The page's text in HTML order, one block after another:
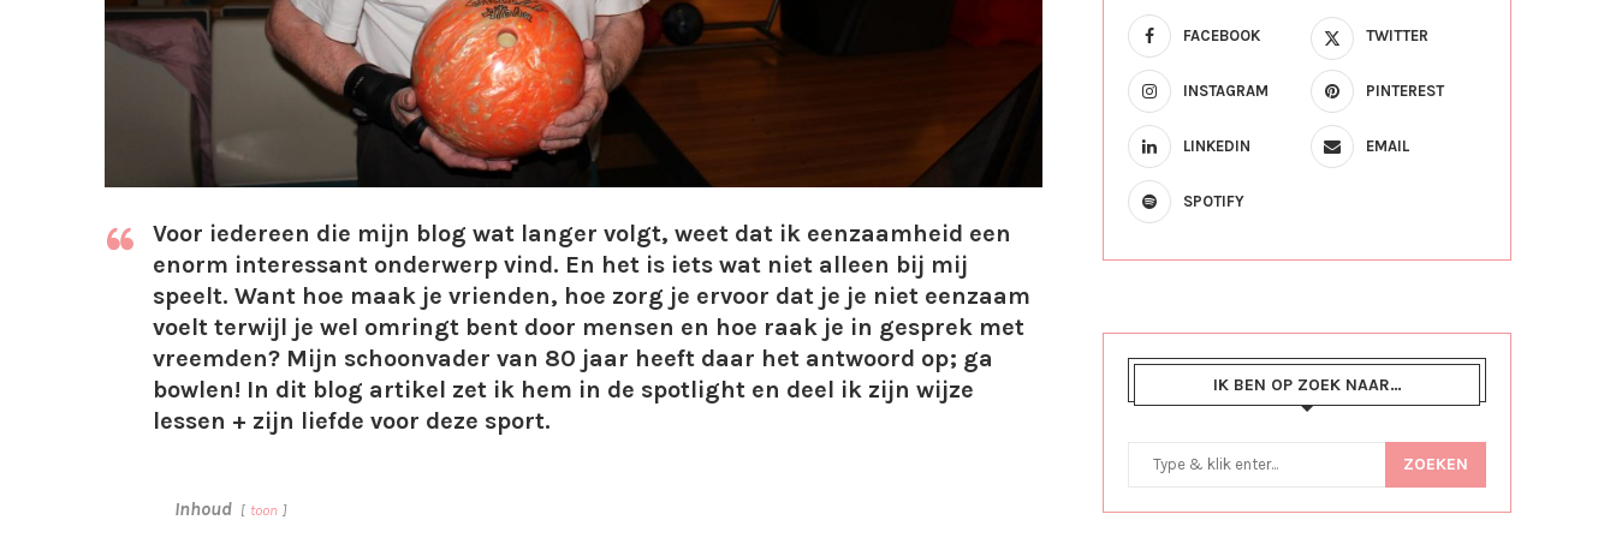
Voor iedereen die mijn blog wat langer volgt, weet dat ik eenzaamheid een
enorm interessant onderwerp vind. En het is iets wat niet alleen bij mij
speelt. Want hoe maak je vrienden, hoe zorg je ervoor dat je je niet eenzaam
voelt terwijl je wel omringt bent door mensen en hoe raak je in gesprek met
vreemden? Mijn schoonvader van 80 jaar heeft daar het antwoord op; ga
bowlen! In dit blog artikel zet ik hem in de spotlight en deel ik zijn wijze
lessen + zijn liefde voor deze sport.
Inhoud toon
FACEBOOK TWITTER
INSTAGRAM PINTEREST
LINKEDIN EMAIL
SPOTIFY
IK BEN OP ZOEK NAAR…
ZOEKEN